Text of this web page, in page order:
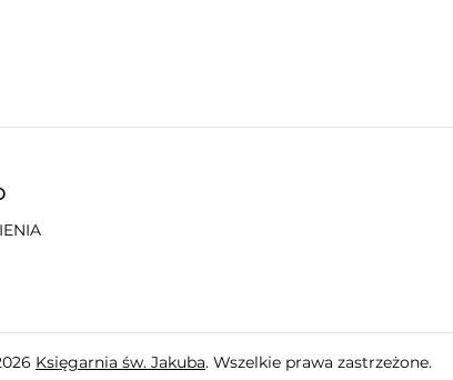
Księgarnia św. Jakuba. Wszelkie prawa zastrzeżone.